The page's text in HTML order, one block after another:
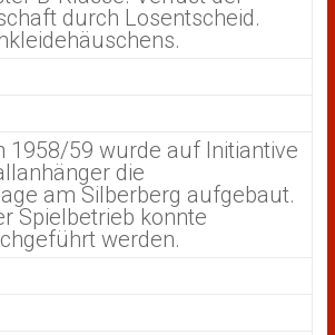
durch Losentscheid.
1958/59 wurde auf Initiantive
die
am Silberberg aufgebaut.
Spielbetrieb konnte
werden.